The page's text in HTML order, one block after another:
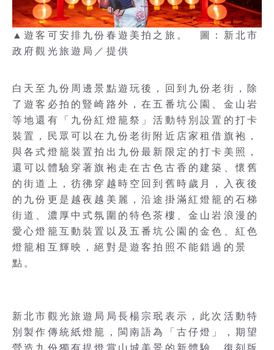
▲遊客可安排九份春遊美拍之旅。 圖：新北市
政府觀光旅遊局／提供
白天至九份周邊景點遊玩後，回到九份老街，除
了遊客必拍的豎崎路外，在五番坑公園、金山岩
等地還有「九份紅燈籠祭」活動特別設置的打卡
裝置，民眾可以在九份老街附近店家租借旗袍，
與各式燈籠裝置拍出九份最新限定的打卡美照，
還可以體驗穿著旗袍走在古色古香的建築、懷舊
的街道上，彷彿穿越時空回到舊時歲月，入夜後
的九份更是越夜越美麗，沿途掛滿紅燈籠的石梯
街道、濃厚中式氛圍的特色茶樓、金山岩浪漫的
愛心燈籠互動裝置以及五番坑公園的金色、紅色
燈籠相互輝映，絕對是遊客拍照不能錯過的景
點。
新北市觀光旅遊局局長楊宗珉表示，此次活動特
別製作傳統紙燈籠，閩南語為「古仔燈」，期望
營造九份獨有提燈賞山城美景的新體驗，復刻版